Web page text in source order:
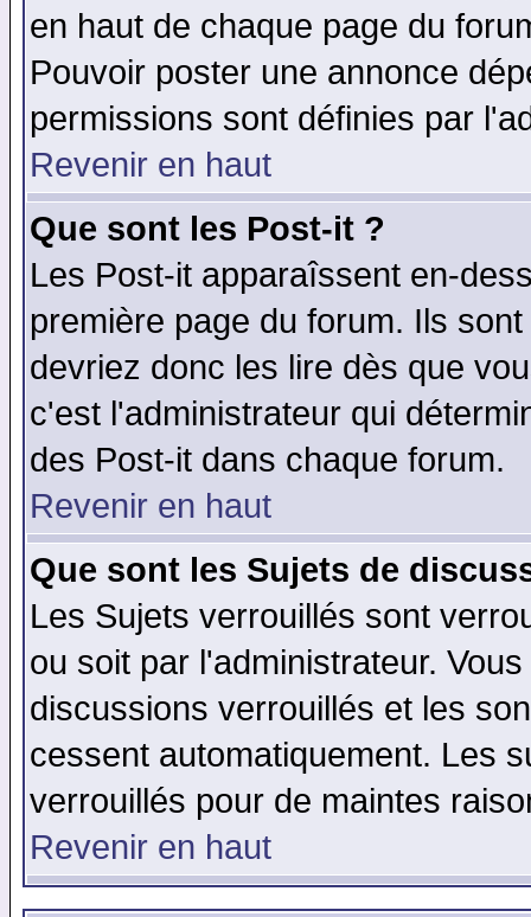
en haut de chaque page du
Pouvoir poster une annonce
permissions sont définies par
Revenir en haut
Que sont les Post-it ?
Les Post-it apparaîssent en-
première page du forum. Ils
devriez donc les lire dès que
c'est l'administrateur qui
des Post-it dans chaque forum.
Revenir en haut
Que sont les Sujets de
Les Sujets verrouillés sont
ou soit par l'administrateur.
discussions verrouillés et les
cessent automatiquement. Les
verrouillés pour de maintes
Revenir en haut